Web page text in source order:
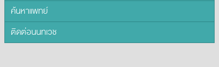
ค้นหาแพทย์
ติดต่อนนทเวช